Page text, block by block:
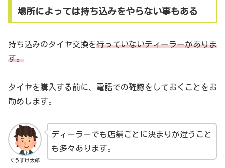
場所によっては持ち込みをやらない事もある
持ち込みのタイヤ交換を行っていないディーラーがありま
す。
タイヤを購入する前に、電話での確認をしておくことをお
勧めします。
くうすけ太郎
ディーラーでも店舗ごとに決まりが違うこと
も多々あります。